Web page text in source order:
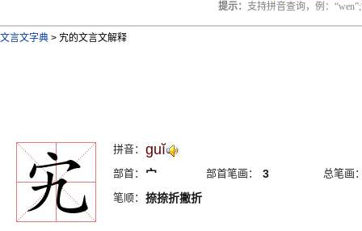
提示： 支持拼音查询，例：
文言文字典 > 宄的文言文解释
拼音： guĭ
部首： 宀 部首笔画： 3
总笔画
笔顺： 捺捺折撇折